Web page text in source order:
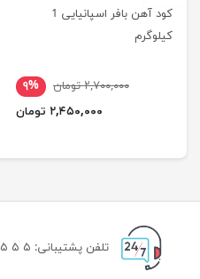
کود آهن بافر اسپانیایی 1
کیلوگرم
۲,۷۰۰,۰۰۰ تومان
۹%
۲,۴۵۰,۰۰۰ تومان
تلفن پشتیبانی: ۵ ۵ ۵ ۰ ۴ ۴ ۶ ۳ - ۴ ۴ ۰